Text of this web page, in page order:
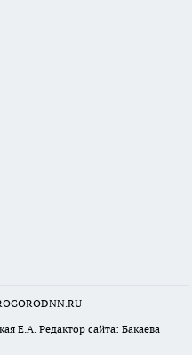
Е.А. Редактор сайта: Бакаева